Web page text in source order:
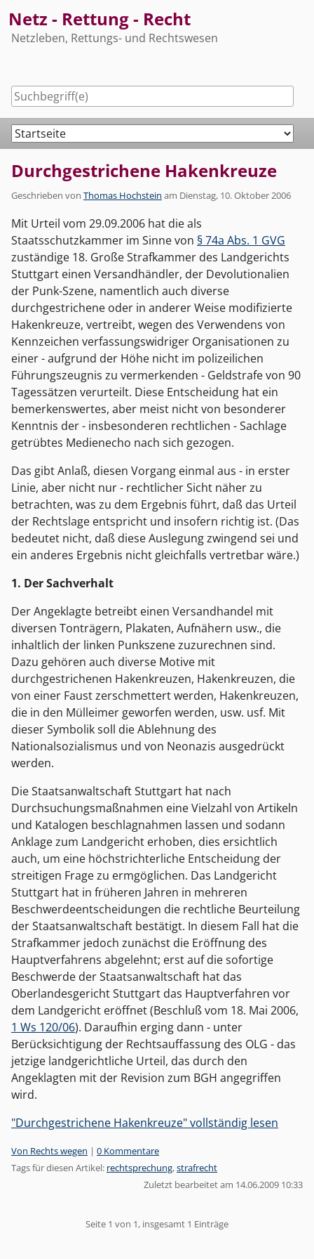
to
content
Netz - Rettung - Recht
Netzleben, Rettungs- und Rechtswesen
Navigation
Durchgestrichene Hakenkreuze
Geschrieben von Thomas Hochstein am Dienstag, 10. Oktober 2006
Mit Urteil vom 29.09.2006 hat die als
Staatsschutzkammer im Sinne von § 74a Abs. 1 GVG
zuständige 18. Große Strafkammer des Landgerichts
Stuttgart einen Versandhändler, der Devolutionalien
der Punk-Szene, namentlich auch diverse
durchgestrichene oder in anderer Weise modifizierte
Hakenkreuze, vertreibt, wegen des Verwendens von
Kennzeichen verfassungswidriger Organisationen zu
einer - aufgrund der Höhe nicht im polizeilichen
Führungszeugnis zu vermerkenden - Geldstrafe von 90
Tagessätzen verurteilt. Diese Entscheidung hat ein
bemerkenswertes, aber meist nicht von besonderer
Kenntnis der - insbesonderen rechtlichen - Sachlage
getrübtes Medienecho nach sich gezogen.
Das gibt Anlaß, diesen Vorgang einmal aus - in erster
Linie, aber nicht nur - rechtlicher Sicht näher zu
betrachten, was zu dem Ergebnis führt, daß das Urteil
der Rechtslage entspricht und insofern richtig ist. (Das
bedeutet nicht, daß diese Auslegung zwingend sei und
ein anderes Ergebnis nicht gleichfalls vertretbar wäre.)
1. Der Sachverhalt
Der Angeklagte betreibt einen Versandhandel mit
diversen Tonträgern, Plakaten, Aufnähern usw., die
inhaltlich der linken Punkszene zuzurechnen sind.
Dazu gehören auch diverse Motive mit
durchgestrichenen Hakenkreuzen, Hakenkreuzen, die
von einer Faust zerschmettert werden, Hakenkreuzen,
die in den Mülleimer geworfen werden, usw. usf. Mit
dieser Symbolik soll die Ablehnung des
Nationalsozialismus und von Neonazis ausgedrückt
werden.
Die Staatsanwaltschaft Stuttgart hat nach
Durchsuchungsmaßnahmen eine Vielzahl von Artikeln
und Katalogen beschlagnahmen lassen und sodann
Anklage zum Landgericht erhoben, dies ersichtlich
auch, um eine höchstrichterliche Entscheidung der
streitigen Frage zu ermgöglichen. Das Landgericht
Stuttgart hat in früheren Jahren in mehreren
Beschwerdeentscheidungen die rechtliche Beurteilung
der Staatsanwaltschaft bestätigt. In diesem Fall hat die
Strafkammer jedoch zunächst die Eröffnung des
Hauptverfahrens abgelehnt; erst auf die sofortige
Beschwerde der Staatsanwaltschaft hat das
Oberlandesgericht Stuttgart das Hauptverfahren vor
dem Landgericht eröffnet (Beschluß vom 18. Mai 2006,
1 Ws 120/06). Daraufhin erging dann - unter
Berücksichtigung der Rechtsauffassung des OLG - das
jetzige landgerichtliche Urteil, das durch den
Angeklagten mit der Revision zum BGH angegriffen
wird.
"Durchgestrichene Hakenkreuze" vollständig lesen
Kategorien:
Von Rechts wegen | 0 Kommentare
Tags für diesen Artikel: rechtsprechung,strafrecht
Zuletzt bearbeitet am 14.06.2009 10:33
Seite 1 von 1, insgesamt 1 Einträge